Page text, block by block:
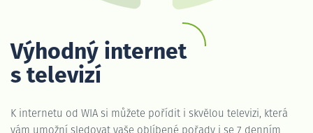
Výhodný internet
s televizí
K internetu od WIA si můžete pořídit i skvělou televizi, která
vám umožní sledovat vaše oblíbené pořady i se 7 denním